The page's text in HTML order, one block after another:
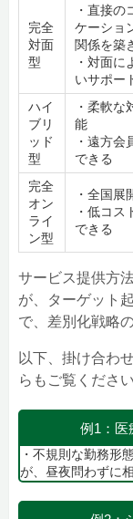
完全
対面
型
・直接の
ケーショ
関係を築
・対面に
いサポー
ハイ
ブリ
ッド
型
・柔軟な
能
・遠方会
できる
完全
オン
ライ
ン型
・全国展
・低コス
できる
サービス提供方
が、ターゲット
で、差別化戦略
以下、掛け合わ
らもご覧ください
例1：
・不規則な勤務形
が、昼夜問わずに